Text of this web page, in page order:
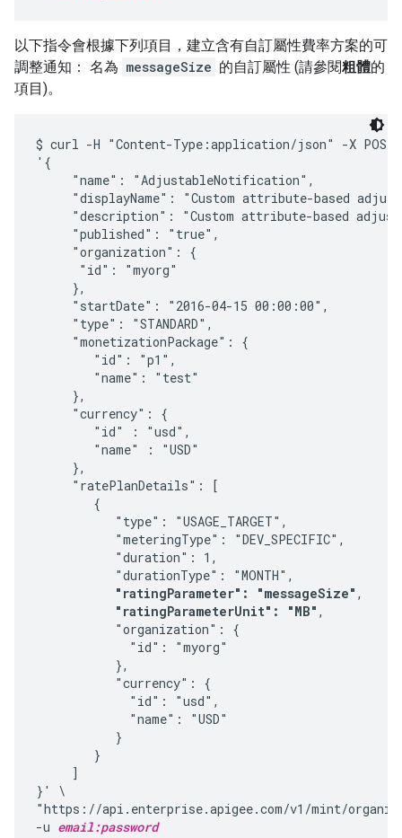
以下指令會根據下列項目，建立含有自訂屬性費率方案的可
調整通知： 名為 messageSize 的自訂屬性 (請參閱粗體的
項目)。
$ curl -H "Content-Type:application/json" -X
'{
     "name": "AdjustableNotification",
"displayName": "Custom attribute-based
"description": "Custom attribute-based
     "published": "true",
     "organization": {
      "id": "myorg"
     },
     "startDate": "2016-04-15 00:00:00",
     "type": "STANDARD",
     "monetizationPackage": {
        "id": "p1",
        "name": "test"
     },
     "currency": {
        "id" : "usd",
        "name" : "USD"
     },
     "ratePlanDetails": [
        {
           "type": "USAGE_TARGET",
           "meteringType": "DEV_SPECIFIC",
           "duration": 1,
           "durationType": "MONTH",
"ratingParameter": "messageSize" ,
"ratingParameterUnit": "MB" ,
           "organization": {
             "id": "myorg"
           },
           "currency": {
             "id": "usd",
             "name": "USD"
           }
        }
     ]
}' \
"https://api.enterprise.apigee.com/v1/mint/
-u email:password